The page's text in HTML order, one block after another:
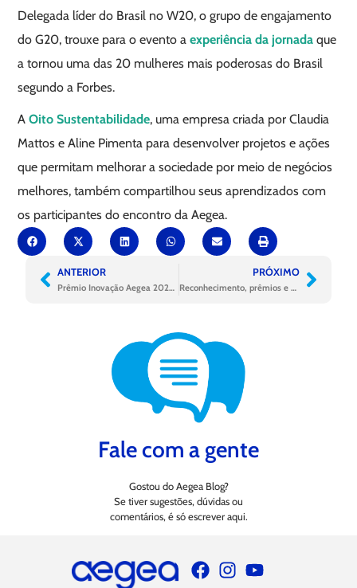
Delegada líder do Brasil no W20, o grupo de engajamento
do G20, trouxe para o evento aexperiência da jornada que
a tornou uma das 20 mulheres mais poderosas do Brasil
segundo a Forbes.
AOito Sustentabilidade, uma empresa criada por Claudia
Mattos e Aline Pimenta para desenvolver projetos e ações
que permitam melhorar a sociedade por meio de negócios
melhores, também compartilhou seus aprendizados com
os participantes do encontro da Aegea.
ANTERIOR
Prêmio Inovação Aegea 2022 valoriza as ideias com bons resultados
PRÓXIMO
Reconhecimento, prêmios e crescimento da Aegea no último trimestre
Fale com a gente
Gostou do Aegea Blog?
Se tiver sugestões, dúvidas ou
comentários, é só escrever aqui.